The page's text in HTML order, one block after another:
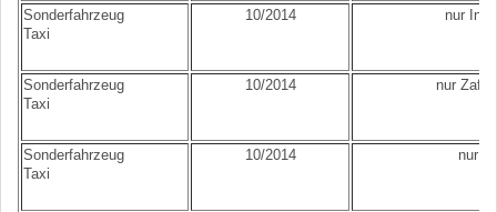
Sonderfahrzeug
Taxi
10/2014 nur
Sonderfahrzeug
Taxi
10/2014 nur
Sonderfahrzeug
Taxi
10/2014 nur